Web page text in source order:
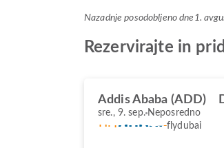
Nazadnje posodobljeno dne 1.
Rezervirajte in
Addis Ababa (ADD)
sre., 9. sep. Neposredno
flydubai